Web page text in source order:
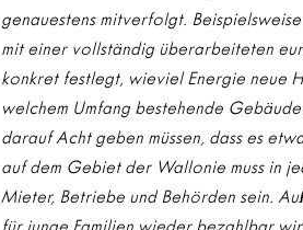
genauestens mitverfolgt.
mit einer vollständig überarbeiteten
konkret festlegt, wieviel Energie neue
welchem Umfang bestehende
darauf Acht geben müssen, dass es
auf dem Gebiet der Wallonie muss in
Mieter, Betriebe und Behörden sein. Au